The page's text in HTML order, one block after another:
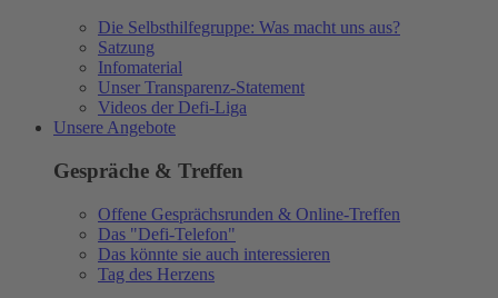
Die Selbsthilfegruppe: Was macht uns aus?
Satzung
Infomaterial
Unser Transparenz-Statement
Videos der Defi-Liga
Unsere Angebote
Gespräche & Treffen
Offene Gesprächsrunden & Online-Treffen
Das "Defi-Telefon"
Das könnte sie auch interessieren
Tag des Herzens